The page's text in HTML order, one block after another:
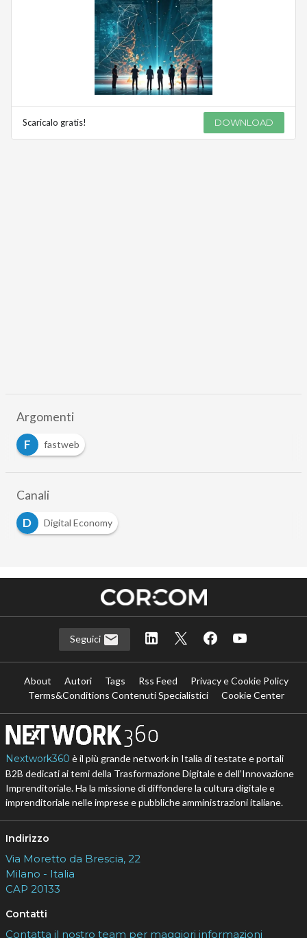
Scaricalo gratis! DOWNLOAD
Argomenti
F
fastweb
Canali
D
Digital Economy
Seguici
About Autori Tags Rss Feed
Privacy e Cookie Policy
Terms&Conditions Contenuti Specialistici
Cookie Center
Nextwork360 è il più grande network in Italia di testate e portali
B2B dedicati ai temi della Trasformazione Digitale e dell’Innovazione
Imprenditoriale. Ha la missione di diffondere la cultura digitale e
imprenditoriale nelle imprese e pubbliche amministrazioni italiane.
Indirizzo
Via Moretto da Brescia, 22
Milano - Italia
CAP 20133
Contatti
Contatta il nostro team per maggiori informazioni